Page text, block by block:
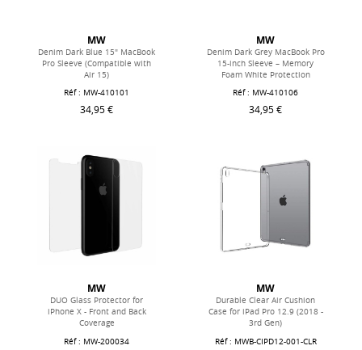
MW
Denim Dark Blue 15" MacBook
Pro Sleeve (Compatible with
Air 15)
Réf : MW-410101
34,95 €
MW
Denim Dark Grey MacBook Pro
15-inch Sleeve – Memory
Foam White Protection
Réf : MW-410106
34,95 €
MW
DUO Glass Protector for
iPhone X - Front and Back
Coverage
Réf : MW-200034
MW
Durable Clear Air Cushion
Case for iPad Pro 12.9 (2018 -
3rd Gen)
Réf : MWB-CIPD12-001-CLR